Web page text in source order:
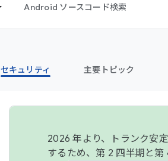
Android ソースコード検索
セキュリティ 主要トピック
2026 年より、トランク安
するため、第 2 四半期と